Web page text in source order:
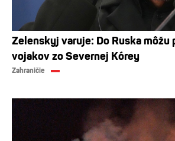
Zelenskyj varuje: Do Ruska
vojakov zo Severnej Kórey
Zahraničie